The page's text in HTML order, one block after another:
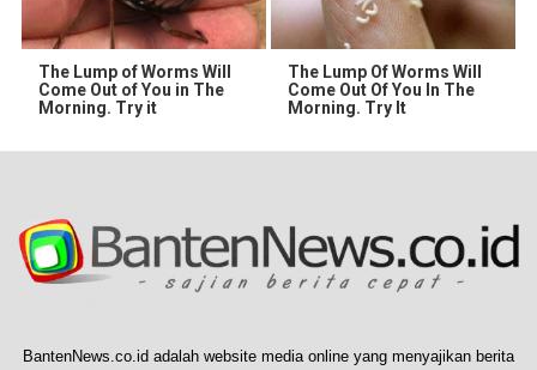
The Lump of Worms Will
Come Out of You in The
Morning. Try it
The Lump Of Worms Will
Come Out Of You In The
Morning. Try It
BantenNews.co.id adalah website media online yang menyajikan berita